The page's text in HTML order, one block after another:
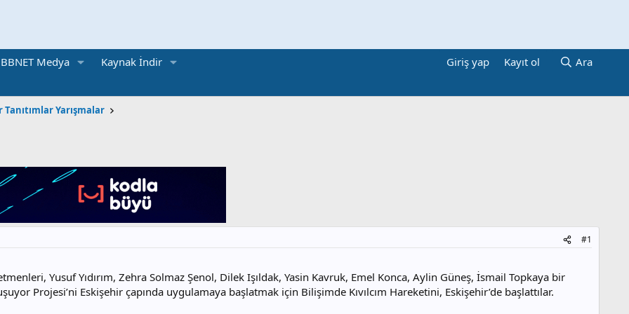
BBNET Medya Kaynak İndir Giriş yap Kayıt ol Ara
Yarışmalar
#1
Yusuf Yıdırım, Zehra Solmaz Şenol, Dilek Işıldak, Yasin Kavruk, Emel Konca, Aylin Güneş, İsmail Topkaya bir
Projesi’ni Eskişehir çapında uygulamaya başlatmak için Bilişimde Kıvılcım Hareketini, Eskişehir’de başlattılar.